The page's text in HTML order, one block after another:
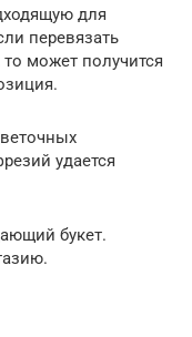
для
перевязать
может получится
удается
букет.